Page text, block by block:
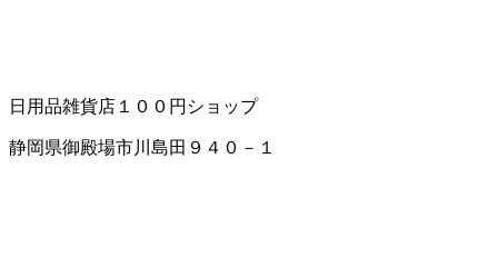
日用品雑貨店 １００円ショップ
静岡県御殿場市川島田９４０－１